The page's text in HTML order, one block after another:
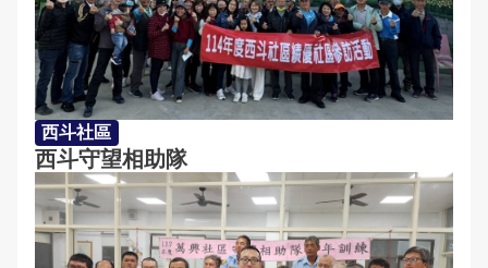
彰化市復興社區
員林市南興社區
埤頭鄉合興社區
西斗社區
西斗守望相助隊